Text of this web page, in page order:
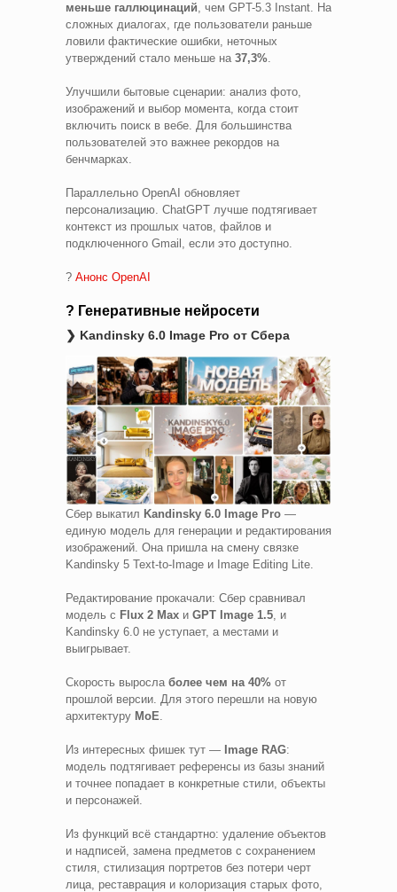
меньше галлюцинаций, чем GPT-5.3 Instant. На
сложных диалогах, где пользователи раньше
ловили фактические ошибки, неточных
утверждений стало меньше на 37,3%.
Улучшили бытовые сценарии: анализ фото,
изображений и выбор момента, когда стоит
включить поиск в вебе. Для большинства
пользователей это важнее рекордов на
бенчмарках.
Параллельно OpenAI обновляет
персонализацию. ChatGPT лучше подтягивает
контекст из прошлых чатов, файлов и
подключенного Gmail, если это доступно.
? Анонс OpenAI
? Генеративные нейросети
❯ Kandinsky 6.0 Image Pro от Сбера
Сбер выкатил Kandinsky 6.0 Image Pro —
единую модель для генерации и редактирования
изображений. Она пришла на смену связке
Kandinsky 5 Text-to-Image и Image Editing Lite.
Редактирование прокачали: Сбер сравнивал
модель с Flux 2 Max и GPT Image 1.5 , и
Kandinsky 6.0 не уступает, а местами и
выигрывает.
Скорость выросла более чем на 40% от
прошлой версии. Для этого перешли на новую
архитектуру MoE
Из интересных фишек тут — Image RAG:
модель подтягивает референсы из базы знаний
и точнее попадает в конкретные стили, объекты
и персонажей.
Из функций всё стандартно: удаление объектов
и надписей, замена предметов с сохранением
стиля, стилизация портретов без потери черт
лица, реставрация и колоризация старых фото,